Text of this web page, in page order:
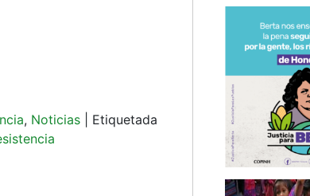
, Noticias
Etiquetada